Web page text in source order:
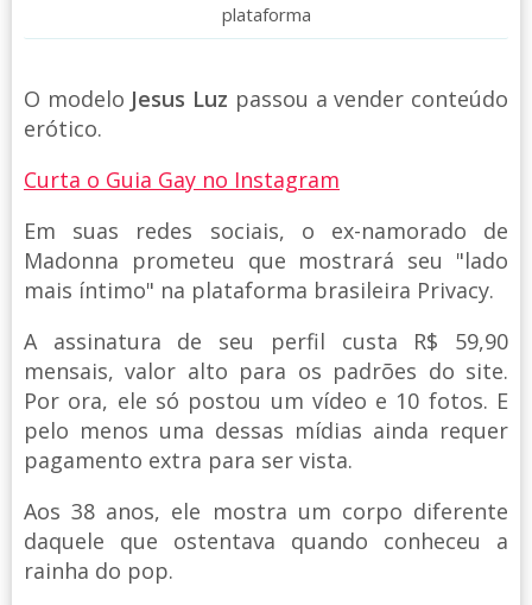
plataforma
O modelo Jesus Luz passou a vender conteúdo
erótico.
Curta o Guia Gay no Instagram
Em suas redes sociais, o ex-namorado de
Madonna prometeu que mostrará seu "lado
mais íntimo" na plataforma brasileira Privacy.
A assinatura de seu perfil custa R$ 59,90
mensais, valor alto para os padrões do site.
Por ora, ele só postou um vídeo e 10 fotos. E
pelo menos uma dessas mídias ainda requer
pagamento extra para ser vista.
Aos 38 anos, ele mostra um corpo diferente
daquele que ostentava quando conheceu a
rainha do pop.